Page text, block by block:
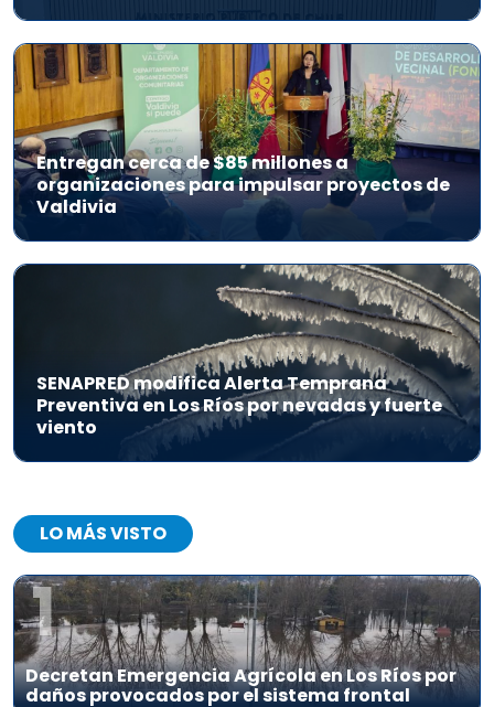
Entregan cerca de $85 millones a
organizaciones para impulsar proyectos de
Valdivia
SENAPRED modifica Alerta Temprana
Preventiva en Los Ríos por nevadas y fuerte
viento
LO MÁS VISTO
1
Decretan Emergencia Agrícola en Los Ríos por
daños provocados por el sistema frontal